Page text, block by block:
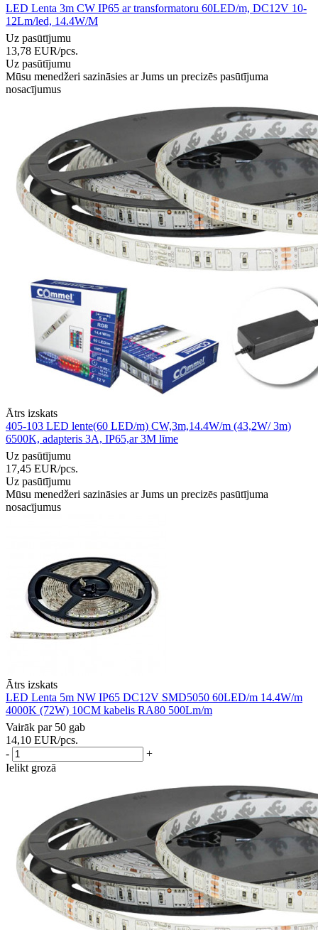
LED Lenta 3m CW IP65 ar transformatoru 60LED/m, DC12V 10-
12Lm/led, 14.4W/M
Uz pasūtījumu
13,78 EUR/pcs.
Uz pasūtījumu
Mūsu menedžeri sazināsies ar Jums un precizēs pasūtījuma
nosacījumus
Ātrs izskats
405-103 LED lente(60 LED/m) CW,3m,14.4W/m (43,2W/ 3m)
6500K, adapteris 3A, IP65,ar 3M līme
Uz pasūtījumu
17,45 EUR/pcs.
Uz pasūtījumu
Mūsu menedžeri sazināsies ar Jums un precizēs pasūtījuma
nosacījumus
Ātrs izskats
LED Lenta 5m NW IP65 DC12V SMD5050 60LED/m 14.4W/m
4000K (72W) 10CM kabelis RA80 500Lm/m
Vairāk par 50 gab
14,10 EUR/pcs.
-
+
Ielikt grozā